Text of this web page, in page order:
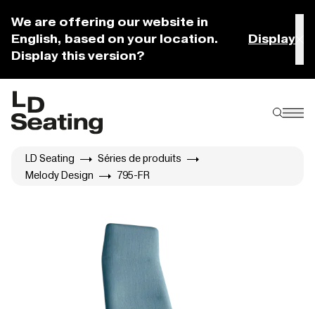
We are offering our website in
English, based on your location.
Display this version?
Display
LD Seating
Séries de produits
Melody Design
795-FR